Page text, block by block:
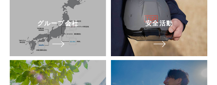
グループ会社 安全活動